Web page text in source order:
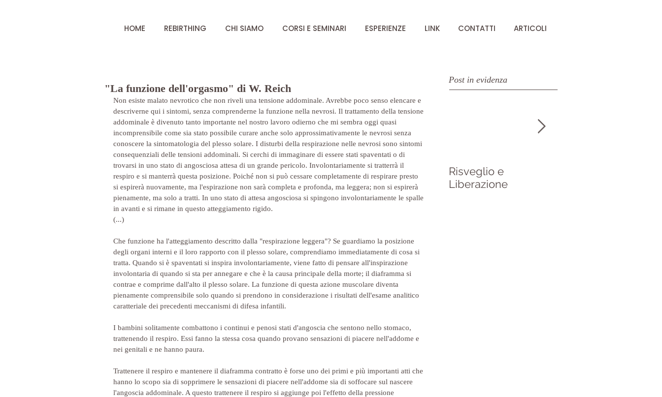
HOME REBIRTHING CHI SIAMO CORSI E SEMINARI ESPERIENZE LINK CONTATTI ARTICOLI
"La funzione dell'orgasmo" di W. Reich
Non esiste malato nevrotico che non riveli una tensione addominale. Avrebbe poco senso elencare e
descriverne qui i sintomi, senza comprenderne la funzione nella nevrosi. Il trattamento della tensione
addominale è divenuto tanto importante nel nostro lavoro odierno che mi sembra oggi quasi
incomprensibile come sia stato possibile curare anche solo approssimativamente le nevrosi senza
conoscere la sintomatologia del plesso solare. I disturbi della respirazione nelle nevrosi sono sintomi
consequenziali delle tensioni addominali. Si cerchi di immaginare di essere stati spaventati o di
trovarsi in uno stato di angosciosa attesa di un grande pericolo. Involontariamente si tratterrà il
respiro e si manterrà questa posizione. Poiché non si può cessare completamente di respirare presto
si espirerà nuovamente, ma l'espirazione non sarà completa e profonda, ma leggera; non si espirerà
pienamente, ma solo a tratti. In uno stato di attesa angosciosa si spingono involontariamente le spalle
in avanti e si rimane in questo atteggiamento rigido.
(...)
Che funzione ha l'atteggiamento descritto dalla "respirazione leggera"? Se guardiamo la posizione
degli organi interni e il loro rapporto con il plesso solare, comprendiamo immediatamente di cosa si
tratta. Quando si è spaventati si inspira involontariamente, viene fatto di pensare all'inspirazione
involontaria di quando si sta per annegare e che è la causa principale della morte; il diaframma si
contrae e comprime dall'alto il plesso solare. La funzione di questa azione muscolare diventa
pienamente comprensibile solo quando si prendono in considerazione i risultati dell'esame analitico
caratteriale dei precedenti meccanismi di difesa infantili.
I bambini solitamente combattono i continui e penosi stati d'angoscia che sentono nello stomaco,
trattenendo il respiro. Essi fanno la stessa cosa quando provano sensazioni di piacere nell'addome e
nei genitali e ne hanno paura.
Trattenere il respiro e mantenere il diaframma contratto è forse uno dei primi e più importanti atti che
hanno lo scopo sia di sopprimere le sensazioni di piacere nell'addome sia di soffocare sul nascere
l'angoscia addominale. A questo trattenere il respiro si aggiunge poi l'effetto della pressione
Post in evidenza
Risveglio e
Liberazione